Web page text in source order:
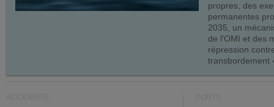
propres, des
permanentes
2035, un
de l'OMI et des
répression
transbordement